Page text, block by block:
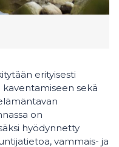
erityisesti
sekä
on
hyödynnetty
vammais- ja